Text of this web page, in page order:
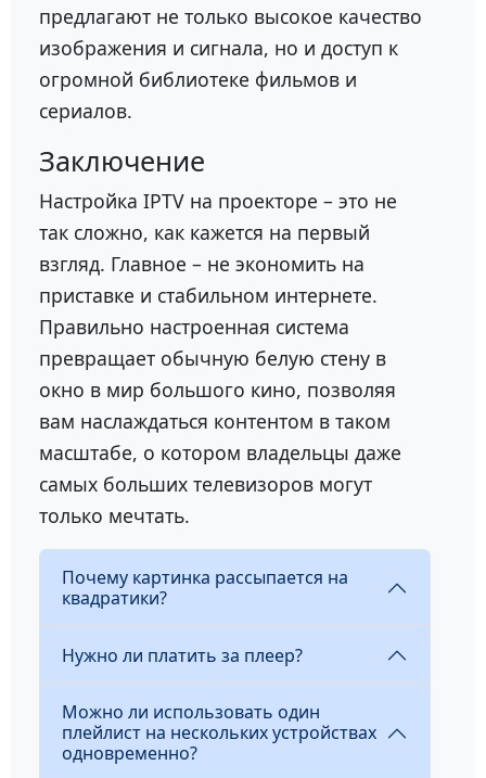
предлагают не только высокое качество
изображения и сигнала, но и доступ к
огромной библиотеке фильмов и
сериалов.
Заключение
Настройка IPTV на проекторе – это не
так сложно, как кажется на первый
взгляд. Главное – не экономить на
приставке и стабильном интернете.
Правильно настроенная система
превращает обычную белую стену в
окно в мир большого кино, позволяя
вам наслаждаться контентом в таком
масштабе, о котором владельцы даже
самых больших телевизоров могут
только мечтать.
Почему картинка рассыпается на
квадратики?
Нужно ли платить за плеер?
Можно ли использовать один
плейлист на нескольких устройствах
одновременно?